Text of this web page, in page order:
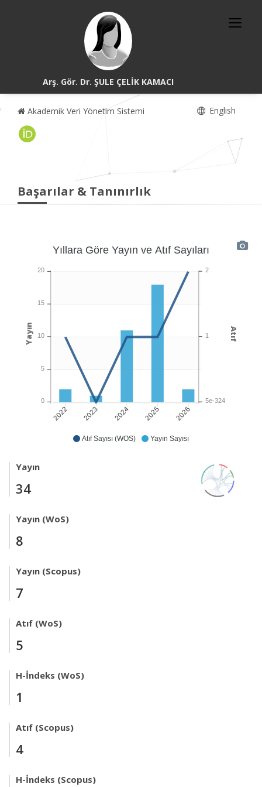
Arş. Gör. Dr. ŞULE ÇELİK KAMACI
Akademik Veri Yönetim Sistemi English
Başarılar & Tanınırlık
Atıf Sayısı (WOS) Yayın Sayısı
2022 2023 2024 2025 2026
Yıllara Göre Yayın ve Atıf Sayıları
2
1
5e-324
Atıf
20
15
10
5
0
Yayın
Yayın
34
Yayın (WoS)
8
Yayın (Scopus)
7
Atıf (WoS)
5
H-İndeks (WoS)
1
Atıf (Scopus)
4
H-İndeks (Scopus)